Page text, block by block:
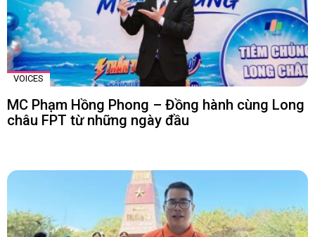
VOICES
MC Phạm Hồng Phong – Đồng hành cùng Long
châu FPT từ những ngày đầu